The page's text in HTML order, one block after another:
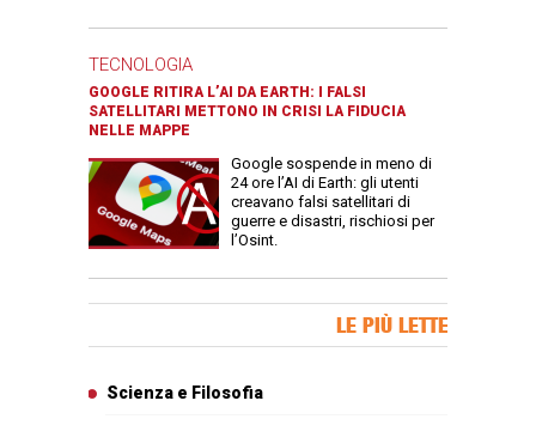
TECNOLOGIA
GOOGLE RITIRA L’AI DA EARTH: I FALSI
SATELLITARI METTONO IN CRISI LA FIDUCIA
NELLE MAPPE
Google sospende in meno di
24 ore l’AI di Earth: gli utenti
creavano falsi satellitari di
guerre e disastri, rischiosi per
l’Osint.
LE PIÙ LETTE
Scienza e Filosofia